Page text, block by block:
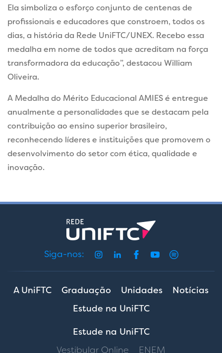
Ela simboliza o esforço conjunto de centenas de
profissionais e educadores que constroem, todos os
dias, a história da Rede UniFTC/UNEX. Recebo essa
medalha em nome de todos que acreditam na força
transformadora da educação”, destacou William
Oliveira.
A Medalha do Mérito Educacional AMIES é entregue
anualmente a personalidades que se destacam pela
contribuição ao ensino superior brasileiro,
reconhecendo líderes e instituições que promovem o
desenvolvimento do setor com ética, qualidade e
inovação.
Siga-nos:
A UniFTC Graduação Unidades
Notícias
Estude na UniFTC
Estude na UniFTC
Vestibular Online
ENEM